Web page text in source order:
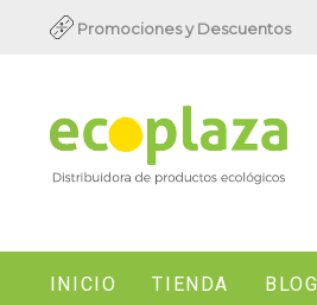
Promociones y Descuentos
INICIO TIENDA BLOG